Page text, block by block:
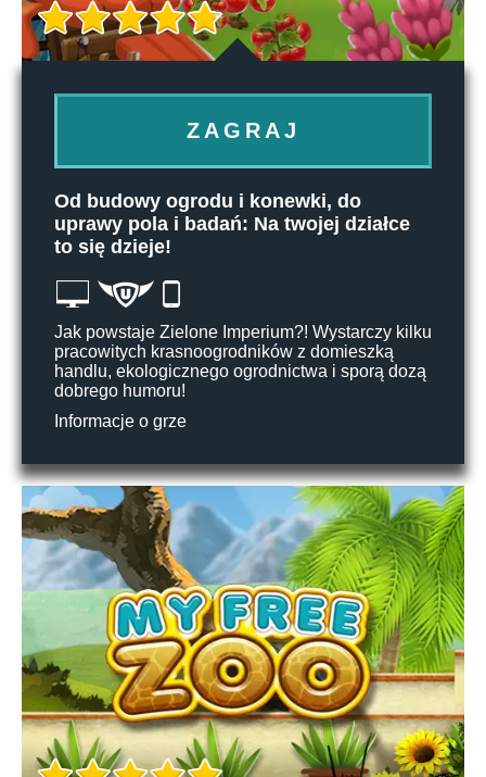
ZAGRAJ
Od budowy ogrodu i konewki, do
uprawy pola i badań: Na twojej działce
to się dzieje!
Jak powstaje Zielone Imperium?! Wystarczy kilku
pracowitych krasnoogrodników z domieszką
handlu, ekologicznego ogrodnictwa i sporą dozą
dobrego humoru!
Informacje o grze